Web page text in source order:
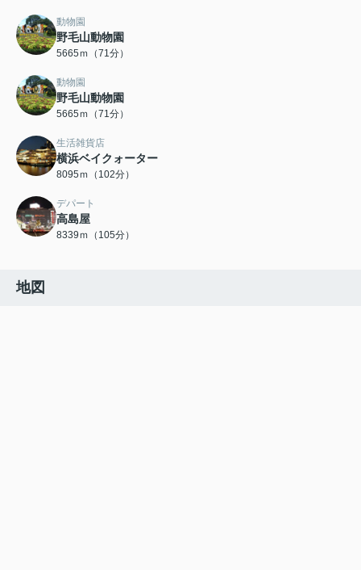
動物園
野毛山動物園
5665ｍ（71分）
動物園
野毛山動物園
5665ｍ（71分）
生活雑貨店
横浜ベイクォーター
8095ｍ（102分）
デパート
高島屋
8339ｍ（105分）
地図